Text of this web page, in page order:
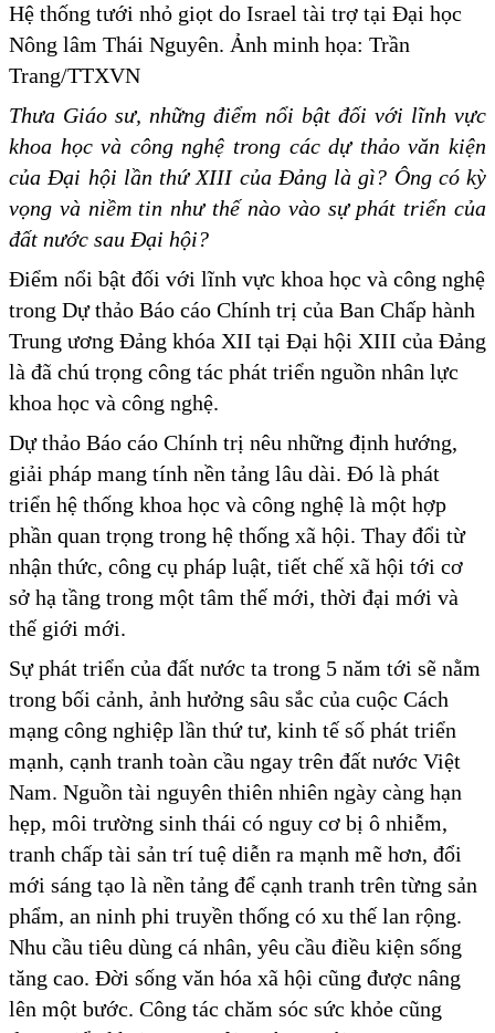
Hệ thống tưới nhỏ giọt do Israel tài trợ tại Đại học
Nông lâm Thái Nguyên. Ảnh minh họa: Trần
Trang/TTXVN
Thưa Giáo sư, những điểm nổi bật đối với lĩnh vực
khoa học và công nghệ trong các dự thảo văn kiện
của Đại hội lần thứ XIII của Đảng là gì? Ông có kỳ
vọng và niềm tin như thế nào vào sự phát triển của
đất nước sau Đại hội?
Điểm nổi bật đối với lĩnh vực khoa học và công nghệ
trong Dự thảo Báo cáo Chính trị của Ban Chấp hành
Trung ương Đảng khóa XII tại Đại hội XIII của Đảng
là đã chú trọng công tác phát triển nguồn nhân lực
khoa học và công nghệ.
Dự thảo Báo cáo Chính trị nêu những định hướng,
giải pháp mang tính nền tảng lâu dài. Đó là phát
triển hệ thống khoa học và công nghệ là một hợp
phần quan trọng trong hệ thống xã hội. Thay đổi từ
nhận thức, công cụ pháp luật, tiết chế xã hội tới cơ
sở hạ tầng trong một tâm thế mới, thời đại mới và
thế giới mới.
Sự phát triển của đất nước ta trong 5 năm tới sẽ nằm
trong bối cảnh, ảnh hưởng sâu sắc của cuộc Cách
mạng công nghiệp lần thứ tư, kinh tế số phát triển
mạnh, cạnh tranh toàn cầu ngay trên đất nước Việt
Nam. Nguồn tài nguyên thiên nhiên ngày càng hạn
hẹp, môi trường sinh thái có nguy cơ bị ô nhiễm,
tranh chấp tài sản trí tuệ diễn ra mạnh mẽ hơn, đổi
mới sáng tạo là nền tảng để cạnh tranh trên từng sản
phẩm, an ninh phi truyền thống có xu thế lan rộng.
Nhu cầu tiêu dùng cá nhân, yêu cầu điều kiện sống
tăng cao. Đời sống văn hóa xã hội cũng được nâng
lên một bước. Công tác chăm sóc sức khỏe cũng